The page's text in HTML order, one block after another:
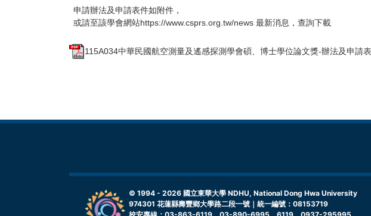
申請辦法及申請表件如附件，
或請至該學會網站https://www.csprs.org.tw/news 最新消息，查詢下載
115A034中華民國航空測量及遙感探測學會碩、博士學位論文獎-辦法及申請
© 1994 - 2026 國立東華大學 NDHU, National Dong Hwa University
974301 花蓮縣壽豐鄉大學路二段一號｜統一編號：08153719